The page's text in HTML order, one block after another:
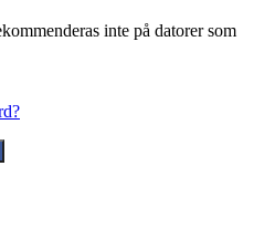
inte på datorer som